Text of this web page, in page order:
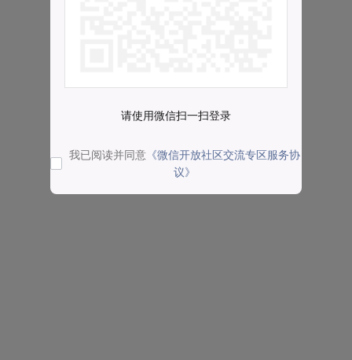
请使用微信扫一扫登录
我已阅读并同意 《微信开放社区交流专区服务协
议》